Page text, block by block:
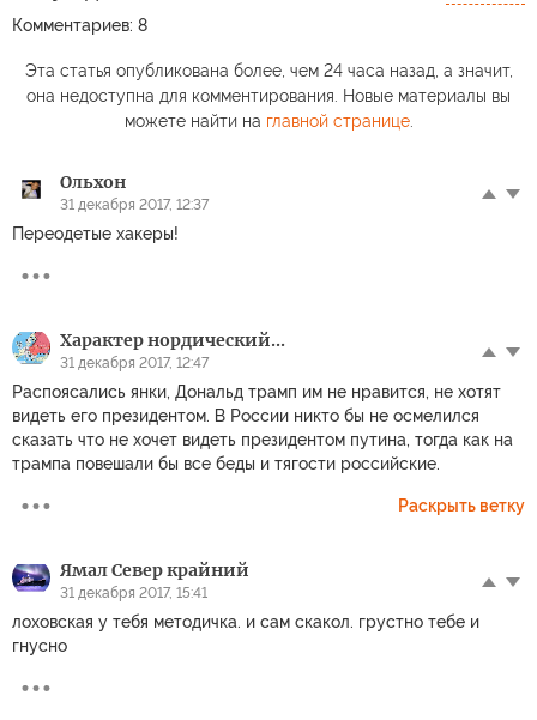
Комментариев: 8
Эта статья опубликована более, чем 24 часа назад, а значит,
она недоступна для комментирования. Новые материалы вы
можете найти на главной странице.
Ольхон
31 декабря 2017, 12:37
Переодетые хакеры!
Характер нордический...
31 декабря 2017, 12:47
Распоясались янки, Дональд трамп им не нравится, не хотят
видеть его президентом. В России никто бы не осмелился
сказать что не хочет видеть президентом путина, тогда как на
трампа повешали бы все беды и тягости российские.
Раскрыть ветку
Ямал Север крайний
31 декабря 2017, 15:41
лоховская у тебя методичка. и сам скакол. грустно тебе и
гнусно